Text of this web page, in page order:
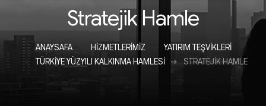
Stratejik Hamle
ANAYSAFA HIZMETLERIMIZ
YATIRIM TEŞVIKLERI
TÜRKIYE YÜZYILI KALKINMA HAMLESI
STRATEJIK HAMLE